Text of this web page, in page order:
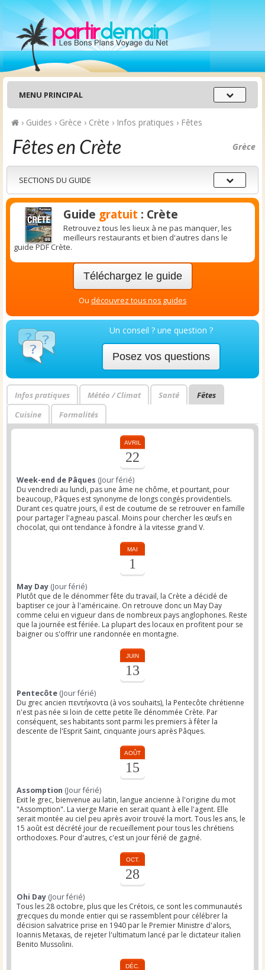
Menu
principal
MENU PRINCIPAL
› Guides › Grèce › Crète › Infos pratiques › Fêtes
Grèce
Fêtes en Crète
Sections
du
guide
SECTIONS DU GUIDE
Guide gratuit : Crète
Retrouvez tous les lieux à ne pas manquer, les
meilleurs restaurants et bien d'autres dans le
guide PDF Crète.
Téléchargez le guide
Ou découvrez tous nos guides
Un conseil ? une question ?
Posez vos questions
Infos pratiques Météo / Climat Santé
Fêtes
Cuisine
Formalités
AVRIL
22
Week-end de Pâques (Jour férié)
Du vendredi au lundi, pas une âme ne chôme, et pourtant, pour
beaucoup, Pâques est synonyme de longs congés providentiels.
Durant ces quatre jours, il est de coutume de se retrouver en famille
pour partager l'agneau pascal. Moins pour chercher les œufs en
chocolat, qui ont tendance à fondre à la vitesse grand V.
MAI
1
May Day (Jour férié)
Plutôt que de le dénommer fête du travail, la Crète a décidé de
baptiser ce jour à l'américaine. On retrouve donc un May Day
comme celui en vigueur dans de nombreux pays anglophones. Reste
que la journée est fériée. La plupart des locaux en profitent pour se
baigner ou s'offrir une randonnée en montagne.
JUIN
13
Pentecôte (Jour férié)
Du grec ancien πεντήκοντα (à vos souhaits), la Pentecôte chrétienne
n'est pas née si loin de cette petite île dénommée Crète. Par
conséquent, ses habitants sont parmi les premiers à fêter la
descente de l'Esprit Saint, cinquante jours après Pâques.
AOÛT
15
Assomption (Jour férié)
Exit le grec, bienvenue au latin, langue ancienne à l'origine du mot
"Assomption". La vierge Marie en serait quant à elle l'agent. Elle
serait montée au ciel peu après avoir trouvé la mort. Tous les ans, le
15 août est décrété jour de recueillement pour tous les chrétiens
orthodoxes. Pour d'autres, c'est un jour férié de gagné.
OCT.
28
Ohi Day (Jour férié)
Tous les 28 octobre, plus que les Crétois, ce sont les communautés
grecques du monde entier qui se rassemblent pour célébrer la
décision salvatrice prise en 1940 par le Premier Ministre d'alors,
Ioannis Metaxas, de rejeter l'ultimatum lancé par le dictateur italien
Benito Mussolini.
DÉC.